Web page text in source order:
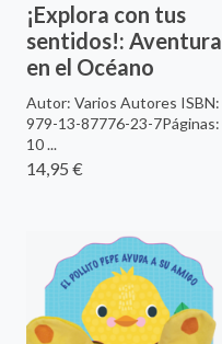
¡Explora con tus
sentidos!: Aventura
en el Océano
Autor: Varios Autores ISBN:
979-13-87776-23-7Páginas:
10 ...
14,95 €